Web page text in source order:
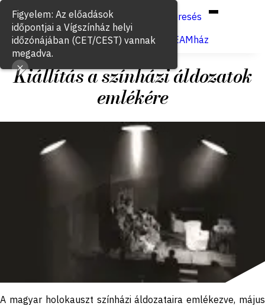
Keresés
Jegyvásárlás
VígSTREAMház
Kiállítás a színházi áldozatok
emlékére
2015. május 9.
A magyar holokauszt színházi áldozataira emlékezve, május
Figyelem: Az előadások
időpontjai a Vígszínház helyi
időzónájában (CET/CEST) vannak
megadva.